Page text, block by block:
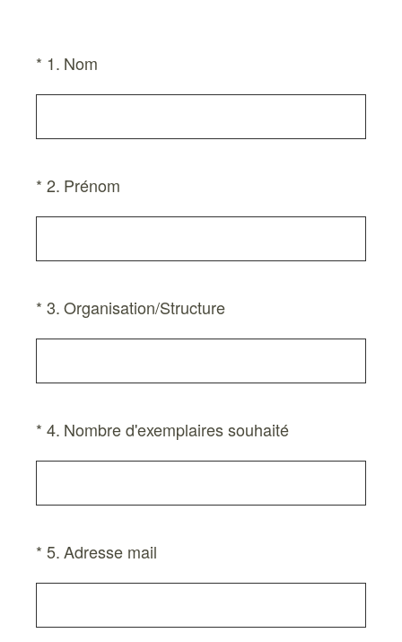
* 1. Nom
(Obligatoire)
* 2. Prénom
(Obligatoire)
* 3.Organisation/Structure
(Obligatoire)
* 4. Nombre d'exemplaires souhaité
(Obligatoire)
* 5.Adresse mail
(Obligatoire)